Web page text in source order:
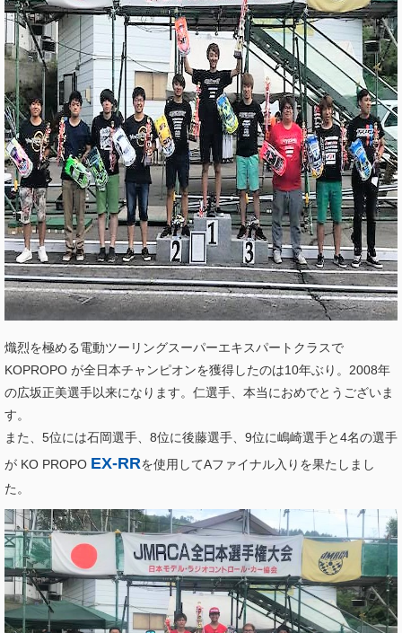
熾烈を極める電動ツーリングスーパーエキスパートクラスで
KOPROPO が全日本チャンピオンを獲得したのは10年ぶり。2008年
の広坂正美選手以来になります。仁選手、本当におめでとうございま
す。
また、5位には石岡選手、8位に後藤選手、9位に嶋崎選手と4名の選手
が KO PROPO EX-RRを使用してAファイナル入りを果たしまし
た。